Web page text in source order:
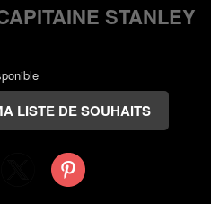
STANLEY
Pinterest